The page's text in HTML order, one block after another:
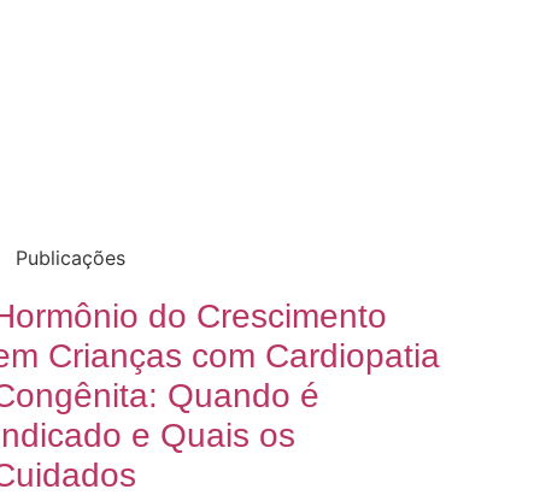
Publicações
do Crescimento
Crianças com Cardiopatia
Quando é
e Quais os